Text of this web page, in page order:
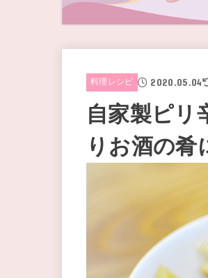
料理レシピ 2020.05.04
自家製ピ
りお酒の肴